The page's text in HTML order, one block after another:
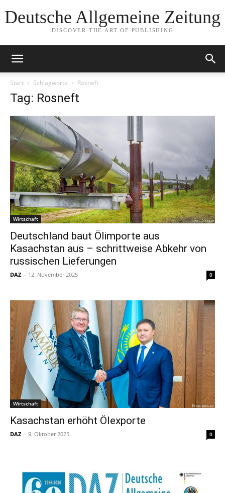
Deutsche Allgemeine Zeitung
DISCOVER THE ART OF PUBLISHING
Start Schlagworte Rosneft
Tag: Rosneft
Wirtschaft
Deutschland baut Ölimporte aus
Kasachstan aus – schrittweise Abkehr von
russischen Lieferungen
DAZ - 12. November 2025 0
Wirtschaft
Kasachstan erhöht Ölexporte
DAZ - 9. Oktober 2025 0